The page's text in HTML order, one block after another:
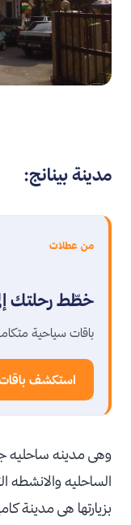
مدينة بينانج:
من عطلات
خطّط رحلتك
باقات سياحية
استكشف باقات
وهى مدينه ساحليه
الساحليه والانشطه
بزيارتها هى مدينة